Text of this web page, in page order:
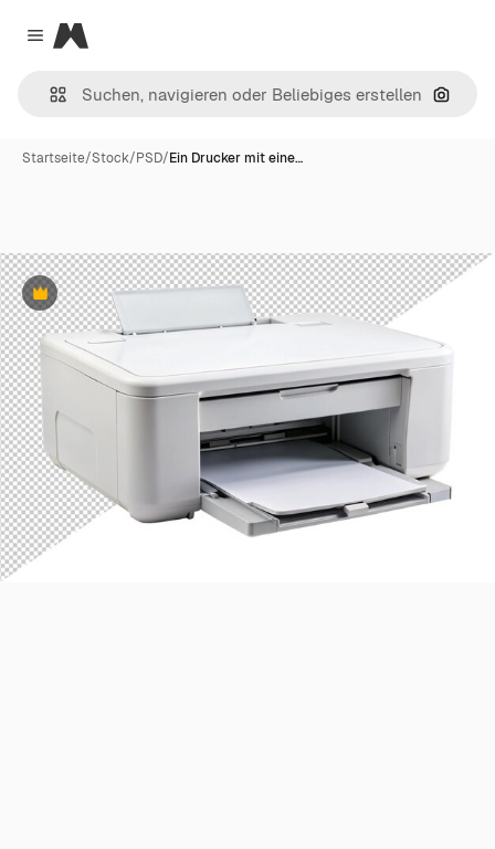
Close menu
Magnific
Nach
Startseite/Stock/PSD/Ein Drucker mit eine…
Premium